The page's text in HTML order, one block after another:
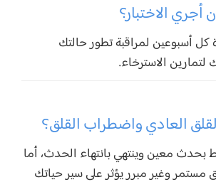
الاختبار؟
أسبوعين لمراقبة تطور حالتك
لتمارين الاسترخاء.
العادي واضطراب القلق؟
بحدث معين وينتهي بانتهاء الحدث، أما
مستمر وغير مبرر يؤثر على سير حياتك